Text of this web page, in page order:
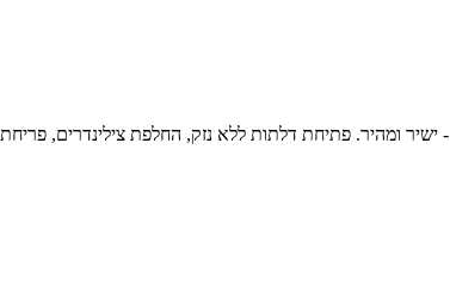
מחפש מנעולן בנתיבות? אני ויטלי קבלסקי, מנעולן מוסמך עם 15 שנות ניסיון. מגיע לנתיבות מבאר שבע דרך כביש 25 - ישיר